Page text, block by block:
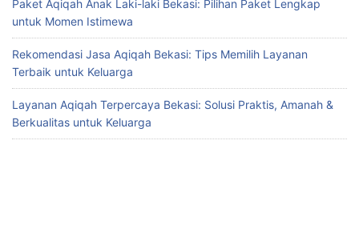
Paket Aqiqah Anak Laki-laki Bekasi: Pilihan Paket Lengkap
untuk Momen Istimewa
Rekomendasi Jasa Aqiqah Bekasi: Tips Memilih Layanan
Terbaik untuk Keluarga
Layanan Aqiqah Terpercaya Bekasi: Solusi Praktis, Amanah &
Berkualitas untuk Keluarga